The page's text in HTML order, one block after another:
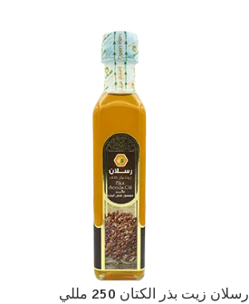
رسلان زيت بذر الكتان 250 مللي